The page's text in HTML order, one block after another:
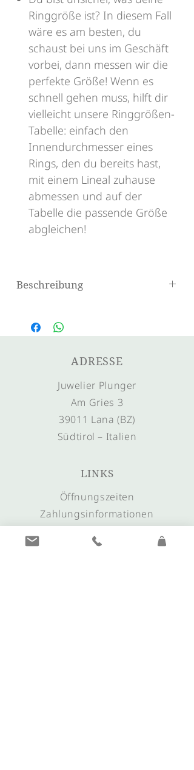
Ringgröße ist? In diesem Fall
wäre es am besten, du
schaust bei uns im Geschäft
vorbei, dann messen wir die
perfekte Größe! Wenn es
schnell gehen muss, hilft dir
vielleicht unsere Ringgrößen-
Tabelle: einfach den
Innendurchmesser eines
Rings, den du bereits hast,
mit einem Lineal zuhause
abmessen und auf der
Tabelle die passende Größe
abgleichen!
Beschreibung
Rotgold
ADRESSE
Juwelier Plunger
Am Gries 3
39011 Lana (BZ)
Südtirol – Italien
LINKS
Öffnungszeiten
Zahlungsinformationen
Anfahrt & Anreise